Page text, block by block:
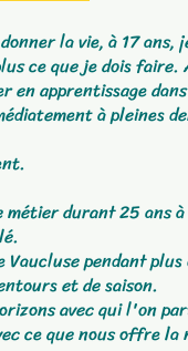
la vie, à 17 ans,
ce que je dois
apprentissage
à pleines
durant 25 ans
pendant plus
et de saison.
avec qui l'on
ce que nous offre